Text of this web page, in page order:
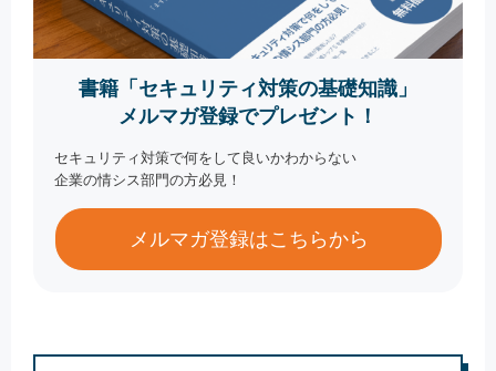
書籍「セキュリティ対策の基礎知識」
メルマガ登録でプレゼント！
セキュリティ対策で何をして良いかわからない
企業の情シス部門の方必見！
メルマガ登録はこちらから